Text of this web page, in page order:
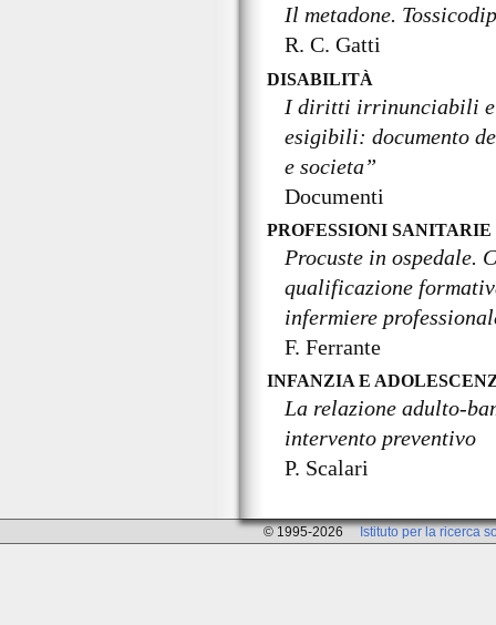
Il metadone.
R. C. Gatti
DISABILITÀ
I diritti irrinunciabili e
esigibili: documento
e societa”
Documenti
PROFESSIONI SANITARIE
Procuste in ospedale.
qualificazione
infermiere
F. Ferrante
INFANZIA E
La relazione adulto-
intervento preventivo
P. Scalari
© 1995-2026 Istituto per la ricerca